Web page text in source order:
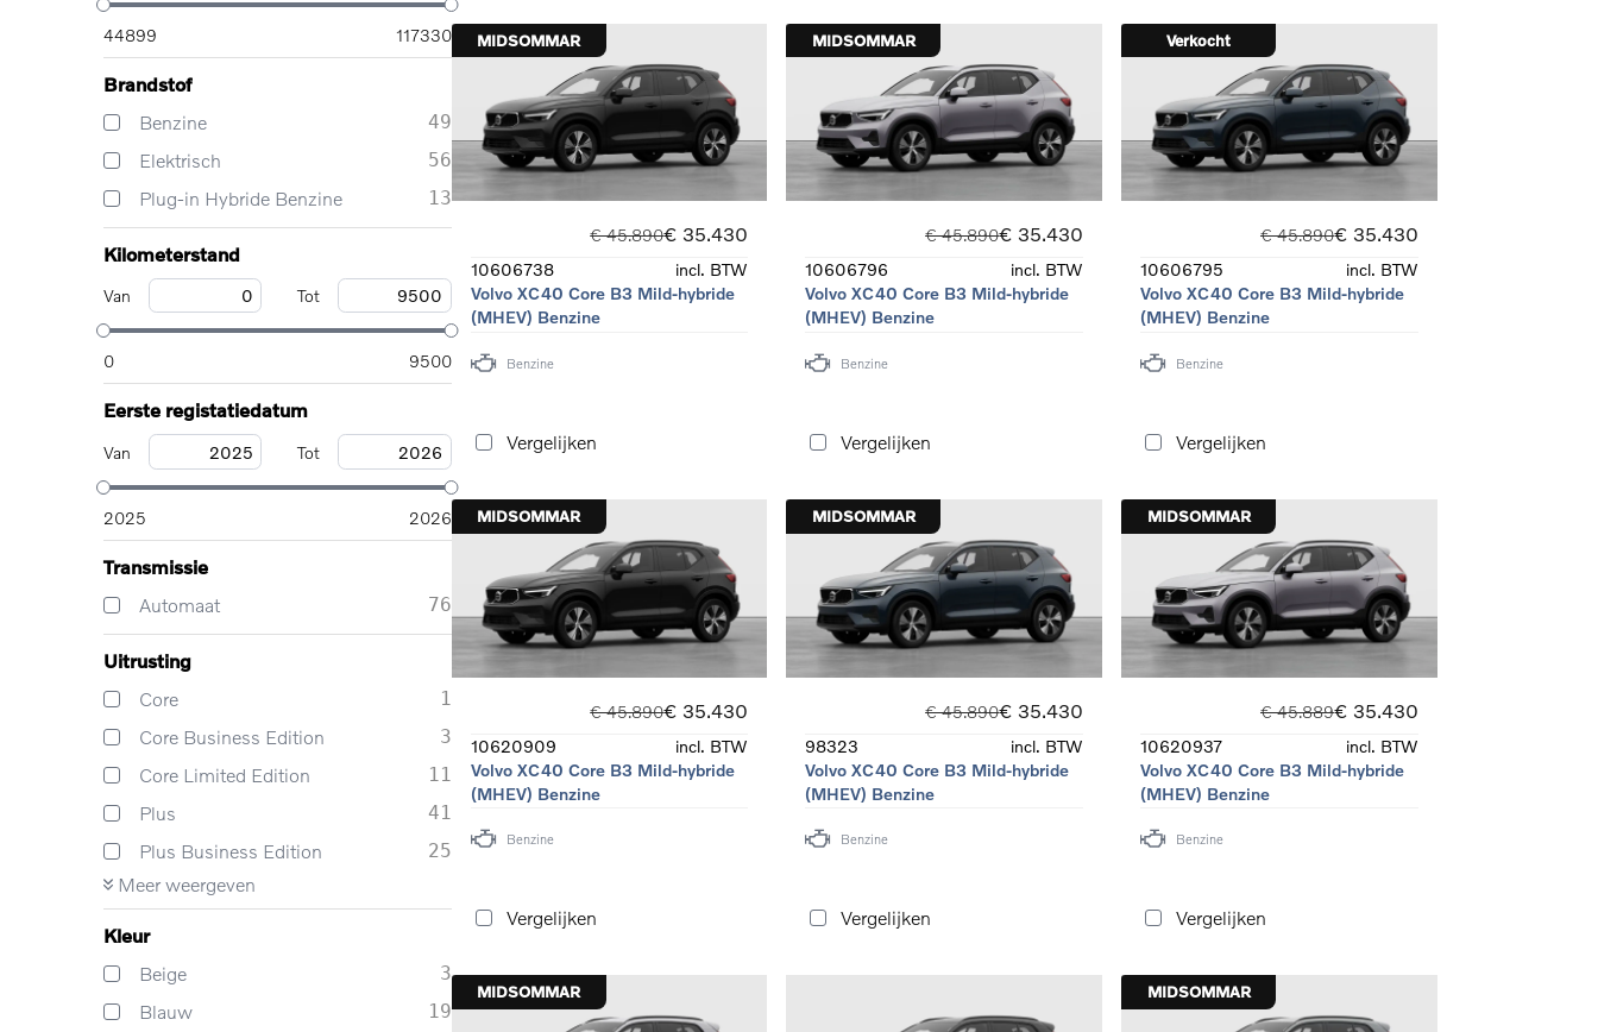
44899 117330
Brandstof
Benzine
49
Elektrisch
56
Plug-in Hybride Benzine
13
Kilometerstand
Van Tot
0 9500
Eerste registatiedatum
Van Tot
2025 2026
Transmissie
Automaat
76
Uitrusting
Core
1
Core Business Edition
3
Core Limited Edition
11
Plus
41
Plus Business Edition
25
Meer weergeven
Kleur
Beige
3
Blauw
19
MIDSOMMAR
€ 45.890€ 35.430
10606738
incl. BTW
Volvo XC40 Core B3 Mild-hybride
(MHEV) Benzine
Benzine
Vergelijken
MIDSOMMAR
€ 45.890€ 35.430
10606796
incl. BTW
Volvo XC40 Core B3 Mild-hybride
(MHEV) Benzine
Benzine
Vergelijken
Verkocht
€ 45.890€ 35.430
10606795
incl. BTW
Volvo XC40 Core B3 Mild-hybride
(MHEV) Benzine
Benzine
Vergelijken
MIDSOMMAR
€ 45.890€ 35.430
10620909
incl. BTW
Volvo XC40 Core B3 Mild-hybride
(MHEV) Benzine
Benzine
Vergelijken
MIDSOMMAR
€ 45.890€ 35.430
98323
incl. BTW
Volvo XC40 Core B3 Mild-hybride
(MHEV) Benzine
Benzine
Vergelijken
MIDSOMMAR
€ 45.889€ 35.430
10620937
incl. BTW
Volvo XC40 Core B3 Mild-hybride
(MHEV) Benzine
Benzine
Vergelijken
MIDSOMMAR MIDSOMMAR